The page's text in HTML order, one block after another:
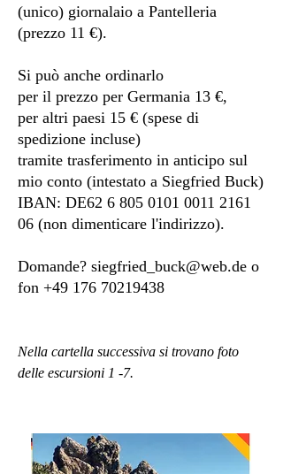
(unico) giornalaio a Pantelleria
(prezzo 11 €).
Si può anche ordinarlo
per il prezzo per Germania 13 €,
per altri paesi 15 € (spese di
spedizione incluse)
tramite trasferimento in anticipo sul
mio conto (intestato a Siegfried Buck)
IBAN: DE62 6 805 0101 0011 2161
06 (non dimenticare l'indirizzo).
Domande? siegfried_buck@web.de o
fon +49 176 70219438
Nella cartella successiva si trovano foto
delle escursioni 1 -7.